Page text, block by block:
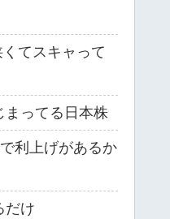
てスキャって
まってる日本株
利上げがあるか
だけ